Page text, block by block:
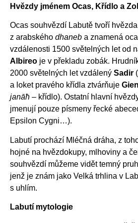
Hvězdy jménem Ocas, Křídlo a
Ocas souhvězdí Labutě tvoří hvězda
z arabského dhaneb a znamená
vzdálenosti 1500 světelných let od
Albireo je v překladu zobák.
2000 světelných let vzdálený Sadir (
a loket pravého křídla ztvárňuje
janāħ – křídlo). Ostatní hlavní
jmenují pouze písmeny řecké
Epsilon Cygni…).
Labutí prochází Mléčná dráha, z
hojné na hvězdokupy, mlhoviny a
souhvězdí můžeme vidět temný
jenž je znám jako Velká trhlina v
s uhlím.
Labutí mytologie